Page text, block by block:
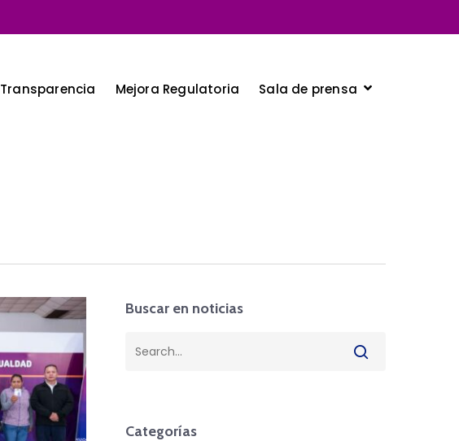
Transparencia Mejora Regulatoria Sala de prensa
Buscar en noticias
Categorías